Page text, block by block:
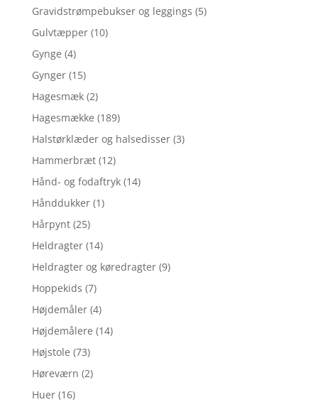
Gravidstrømpebukser og leggings (5)
Gulvtæpper (10)
Gynge (4)
Gynger (15)
Hagesmæk (2)
Hagesmække (189)
Halstørklæder og halsedisser (3)
Hammerbræt (12)
Hånd- og fodaftryk (14)
Hånddukker (1)
Hårpynt (25)
Heldragter (14)
Heldragter og køredragter (9)
Hoppekids (7)
Højdemåler (4)
Højdemålere (14)
Højstole (73)
Høreværn (2)
Huer (16)